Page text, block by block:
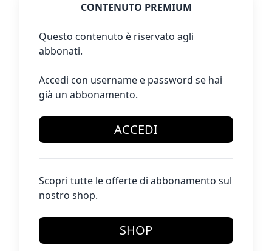
CONTENUTO PREMIUM
Questo contenuto è riservato agli
abbonati.
Accedi con username e password se hai
già un abbonamento.
ACCEDI
Scopri tutte le offerte di abbonamento sul
nostro shop.
SHOP